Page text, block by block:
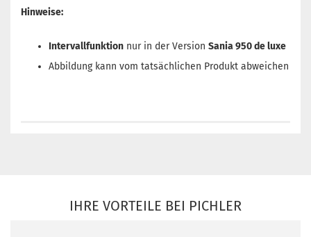
Hinweise:
Intervallfunktion nur in der Version Sania 950 de luxe
Abbildung kann vom tatsächlichen Produkt abweichen
IHRE VORTEILE BEI PICHLER